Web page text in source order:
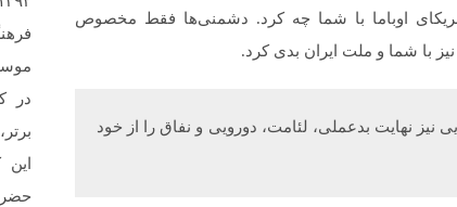
اوباما با شما چه کرد. دشمنی‌ها فقط مخصوص
با شما و ملت ایران بدی کرد.
نهایت بدعملی، لئامت، دورویی و نفاق را از خود
در